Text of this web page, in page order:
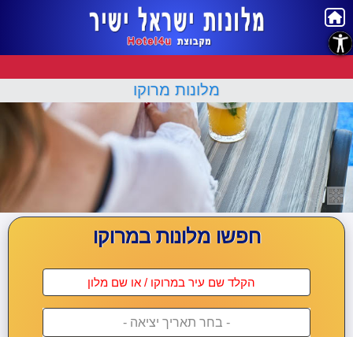
מלונות מרוקו
חפשו מלונות במרוקו
- בחר תאריך יציאה -
נגישות